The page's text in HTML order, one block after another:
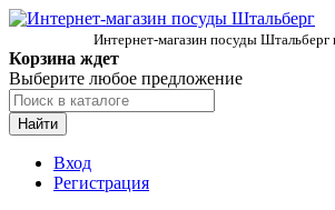
Интернет-магазин посуды Штальберг
Корзина ждет
Выберите любое предложение
Найти
Вход
Регистрация